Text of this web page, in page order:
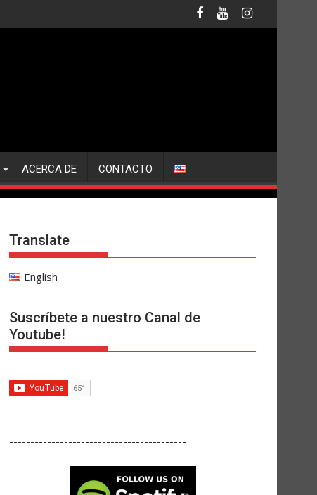
ACERCA DE CONTACTO
Translate
English
Suscríbete a nuestro Canal de
Youtube!
------------------------------------------